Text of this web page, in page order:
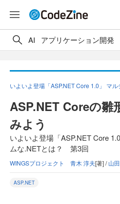
AI アプリケーション開発
いよいよ登場「ASP.NET Core 1.0」 マ
ASP.NET Coreの雛
みよう
いよいよ登場「ASP.NET Core
ムな.NETとは？ 第3回
WINGSプロジェクト 青木 淳夫[著] /山
ASP.NET